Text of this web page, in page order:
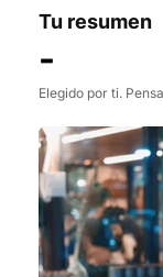
Tu resumen
-
Elegido por ti.